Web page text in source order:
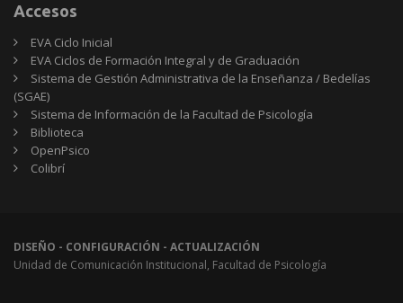
Accesos
EVA Ciclo Inicial
EVA Ciclos de Formación Integral y de Graduación
Sistema de Gestión Administrativa de la Enseñanza / Bedelías
(SGAE)
Sistema de Información de la Facultad de Psicología
Biblioteca
OpenPsico
Colibrí
DISEÑO - CONFIGURACIÓN - ACTUALIZACIÓN
Unidad de Comunicación Institucional, Facultad de Psicología